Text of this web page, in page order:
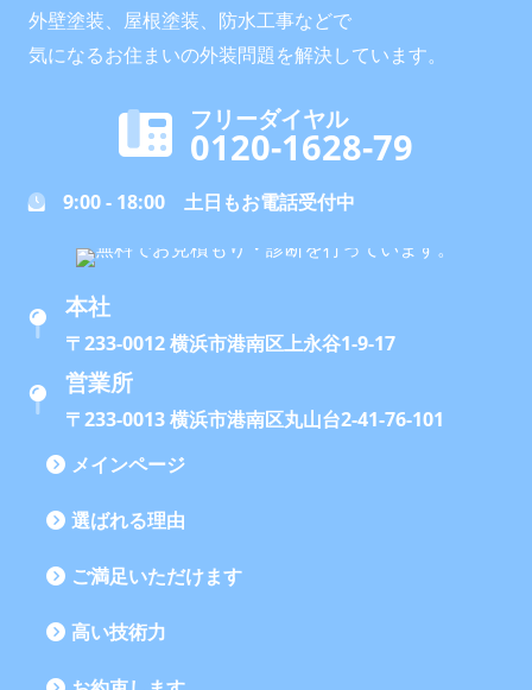
外壁塗装、屋根塗装、防水工事などで
気になるお住まいの外装問題を解決しています。
フリーダイヤル
0120-1628-79
9:00 - 18:00 土日もお電話受付中
本社
〒233-0012 横浜市港南区上永谷1-9-17
営業所
〒233-0013 横浜市港南区丸山台2-41-76-101
メインページ
選ばれる理由
ご満足いただけます
高い技術力